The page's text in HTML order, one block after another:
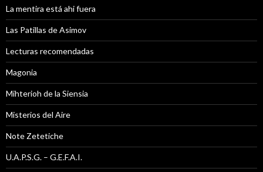
La mentira está ahi fuera
Las Patillas de Asimov
Lecturas recomendadas
Magonia
Mihterioh de la Siensia
Misterios del Aire
Note Zetetiche
U.A.P.S.G. – G.E.F.A.I.